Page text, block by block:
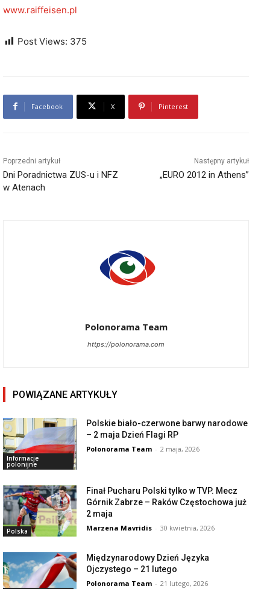
www.raiffeisen.pl
Post Views: 375
Facebook X Pinterest
Poprzedni artykuł
Dni Poradnictwa ZUS-u i NFZ
w Atenach
Następny artykuł
„EURO 2012 in Athens”
Polonorama Team
https://polonorama.com
POWIĄZANE ARTYKUŁY
Informacje
polonijne
Polskie biało-czerwone barwy narodowe
– 2 maja Dzień Flagi RP
Polonorama Team - 2 maja, 2026
Polska
Finał Pucharu Polski tylko w TVP. Mecz
Górnik Zabrze – Raków Częstochowa już
2 maja
Marzena Mavridis - 30 kwietnia, 2026
Międzynarodowy Dzień Języka
Ojczystego – 21 lutego
Polonorama Team - 21 lutego, 2026